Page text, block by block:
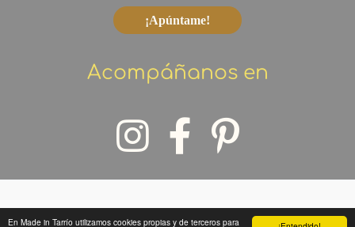
En Made in Tarrío utilizamos cookies propias y de terceros para
Acompáñanos en